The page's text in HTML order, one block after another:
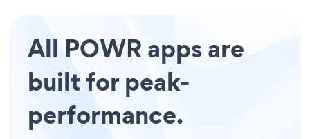
All POWR apps are
built for peak-
performance.